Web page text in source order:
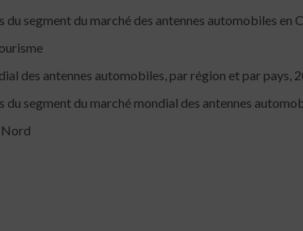
du segment du marché des antennes automobiles en
des antennes automobiles, par région et par
du segment du marché mondial des antennes